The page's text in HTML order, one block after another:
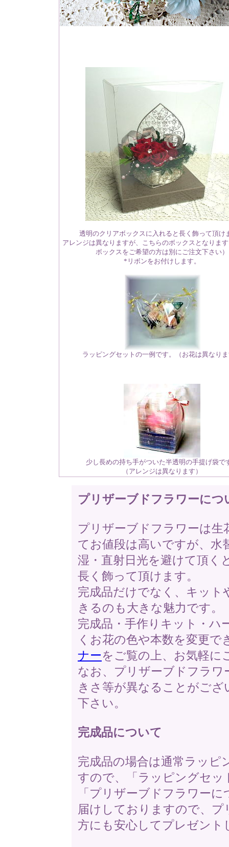
透明のクリアボックスに入れると長く飾って頂け
アレンジは異なりますが、こちらのボックスとなりま
ボックスをご希望の方は別にご注文下さい）
*リボンをお付けします。
ラッピングセットの一例です。（お花は異なり
少し長めの持ち手がついた半透明の手提げ袋で
（アレンジは異なります）
プリザーブドフラワーにつ
プリザーブドフラワーは生
てお値段は高いですが、水
湿・直射日光を避けて頂く
長く飾って頂けます。
完成品だけでなく、キット
きるのも大きな魅力です。
完成品・手作りキット・ハ
くお花の色や本数を変更
ナーをご覧の上、お気軽に
なお、プリザーブドフラワ
きさ等が異なることがご
下さい。
完成品について
完成品の場合は通常ラッピ
すので、「ラッピングセッ
「プリザーブドフラワー
届けしておりますので、
方にも安心してプレゼント